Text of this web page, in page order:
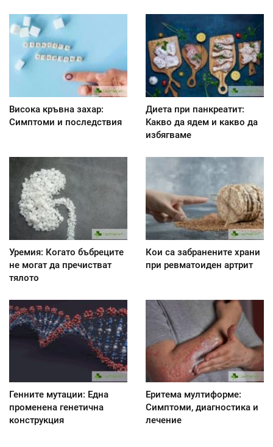
Висока кръвна захар:
Симптоми и последствия
Диета при панкреатит:
Kакво да ядем и какво да
избягваме
Уремия: Когато бъбреците
не могат да пречистват
тялото
Кои са забранените храни
при ревматоиден артрит
Генните мутации: Една
променена генетична
конструкция
Еритема мултиформе:
Симптоми, диагностика и
лечение